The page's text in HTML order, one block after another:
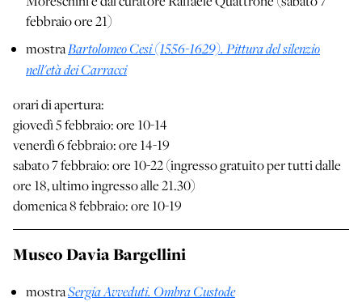
febbraio ore 21)
mostraBartolomeo Cesi (1556-1629). Pittura del silenzio
nell'età dei Carracci
orari di apertura:
giovedì 5 febbraio: ore 10-14
venerdì 6 febbraio: ore 14-19
sabato 7 febbraio: ore 10-22 (ingresso gratuito per tutti dalle
ore 18, ultimo ingresso alle 21.30)
domenica 8 febbraio: ore 10-19
Museo Davia Bargellini
mostraSergia Avveduti. Ombra Custode